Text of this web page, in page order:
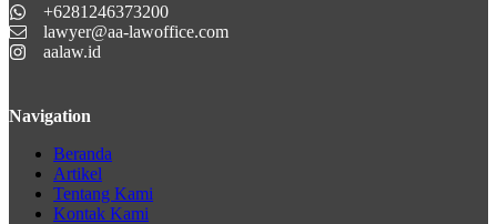
+6281246373200
lawyer@aa-lawoffice.com
aalaw.id
Navigation
Beranda
Artikel
Tentang Kami
Kontak Kami